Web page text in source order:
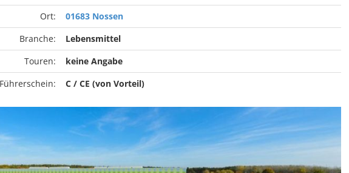
Ort:
01683 Nossen
Branche:
Lebensmittel
Touren:
keine Angabe
C / CE (von Vorteil)